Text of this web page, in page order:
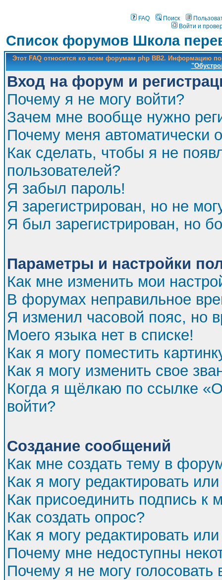
FAQ Поиск
Войти и
Список форумов Школа
Этот FAQ относится ко всем форумам php BB2. Информацию
Вход на форум и
Почему я не могу войти?
Зачем мне вообще нужно
Почему меня автоматически
Как сделать, чтобы я не
пользователей?
Я забыл пароль!
Я зарегистрирован, но не
Я был зарегистрирован, но
Параметры и настройки
Как мне изменить мои
В форумах неправильное
Я изменил часовой пояс, но
Моего языка нет в списке!
Как я могу поместить
Как я могу изменить свое
Когда я щёлкаю по ссылке
войти?
Создание сообщений
Как мне создать тему в
Как я могу редактировать
Как присоединить подпись
Как создать опрос?
Как я могу редактировать
Почему мне недоступны
Почему я не могу голосовать